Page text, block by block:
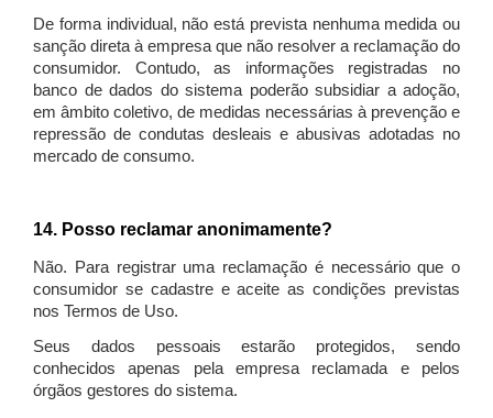
De forma individual, não está prevista nenhuma medida ou
sanção direta à empresa que não resolver a reclamação do
consumidor. Contudo, as informações registradas no
banco de dados do sistema poderão subsidiar a adoção,
em âmbito coletivo, de medidas necessárias à prevenção e
repressão de condutas desleais e abusivas adotadas no
mercado de consumo.
14. Posso reclamar anonimamente?
Não. Para registrar uma reclamação é necessário que o
consumidor se cadastre e aceite as condições previstas
nos Termos de Uso.
Seus dados pessoais estarão protegidos, sendo
conhecidos apenas pela empresa reclamada e pelos
órgãos gestores do sistema.